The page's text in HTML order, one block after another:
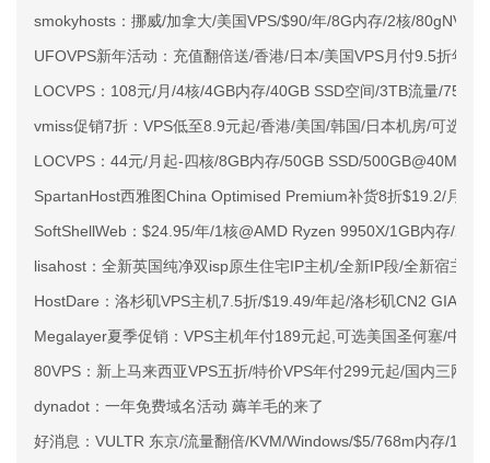
smokyhosts：挪威/加拿大/美国VPS/$90/年/8G内存/2核/
UFOVPS新年活动：充值翻倍送/香港/日本/美国VPS月付9.5折年
LOCVPS：108元/月/4核/4GB内存/40GB SSD空间/3TB流量/
vmiss促销7折：VPS低至8.9元起/香港/美国/韩国/日本机房/可选
LOCVPS：44元/月起-四核/8GB内存/50GB SSD/
SpartanHost西雅图China Optimised Premium补货8折$19.2/月起
SoftShellWeb：$24.95/年/1核@AMD Ryzen 9950X/1GB内存/
lisahost：全新英国纯净双isp原生住宅IP主机/全新IP段/全新宿主机
HostDare：洛杉矶VPS主机7.5折/$19.49/年起/洛杉矶CN2 GIA/日
Megalayer夏季促销：VPS主机年付189元起,可选美国圣何塞/中国
80VPS：新上马来西亚VPS五折/特价VPS年付299元起/国内三网优
dynadot：一年免费域名活动 薅羊毛的来了
好消息：VULTR 东京/流量翻倍/KVM/Windows/$5/768m内存/